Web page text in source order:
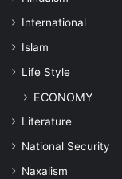
International
Islam
Life Style
ECONOMY
Literature
National Security
Naxalism